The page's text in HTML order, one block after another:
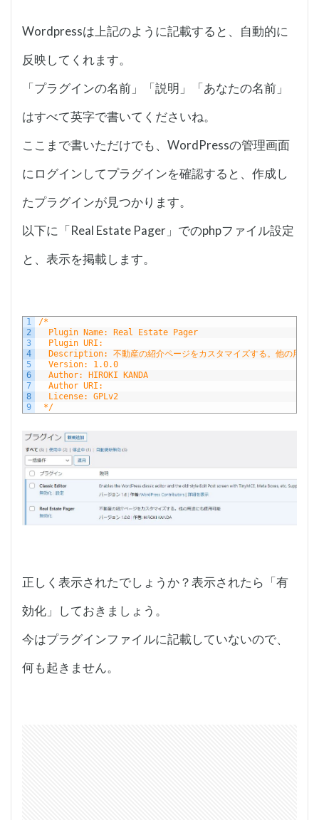
Wordpressは上記のように記載すると、自動的に
反映してくれます。
「プラグインの名前」「説明」「あなたの名前」
はすべて英字で書いてくださいね。
ここまで書いただけでも、WordPressの管理画面
にログインしてプラグインを確認すると、作成し
たプラグインが見つかります。
以下に「Real Estate Pager」でのphpファイル設定
と、表示を掲載します。
1
2
3
4
5
6
7
8
9
/*
Plugin Name: Real Estate Pager
Plugin URI:
Description: 不動産の紹介ページをカスタマイズする。他の用途に
Version: 1.0.0
Author: HIROKI KANDA
Author URI:
License: GPLv2
*/
正しく表示されたでしょうか？表示されたら「有
効化」しておきましょう。
今はプラグインファイルに記載していないので、
何も起きません。